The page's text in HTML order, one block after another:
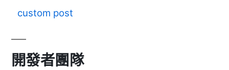
custom post
開發者團隊